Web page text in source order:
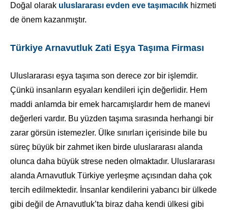
Doğal olarak uluslararası evden eve taşımacılık hizmeti
de önem kazanmıştır.
Türkiye Arnavutluk Zati Eşya Taşıma Firması
Uluslararası eşya taşıma son derece zor bir işlemdir.
Çünkü insanların eşyaları kendileri için değerlidir. Hem
maddi anlamda bir emek harcamışlardır hem de manevi
değerleri vardır. Bu yüzden taşıma sırasında herhangi bir
zarar görsün istemezler. Ülke sınırları içerisinde bile bu
süreç büyük bir zahmet iken birde uluslararası alanda
olunca daha büyük strese neden olmaktadır. Uluslararası
alanda Arnavutluk Türkiye yerleşme açısından daha çok
tercih edilmektedir. İnsanlar kendilerini yabancı bir ülkede
gibi değil de Arnavutluk’ta biraz daha kendi ülkesi gibi